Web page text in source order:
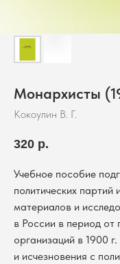
Монархисты
Кокоулин В. Г.
320 р.
Учебное пособие
политических
материалов и
в России в период от
организаций в 1900
и исчезновения с